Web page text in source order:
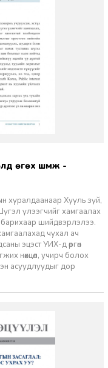
хуралдаанаар Хууль зүй,
үлээгчийг хамгаалах
барихаар шийдвэрлэлээ.
хамгаалахад чухал ач
эцэст УИХ-д өргөн
нөхцөл, учирч болох
асуудлуудыг дор